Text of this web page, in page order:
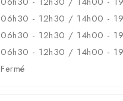
06h30 - 12h30 / 14h00 -
06h30 - 12h30 / 14h00 -
06h30 - 12h30 / 14h00 -
Fermé